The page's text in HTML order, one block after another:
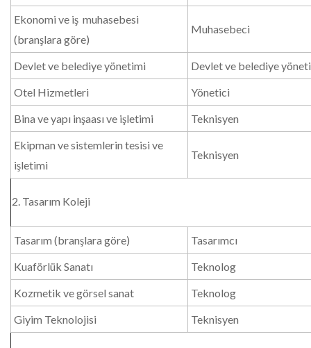
Ekonomi ve iş muhasebesi
(branşlara göre)
Muhasebeci
Devlet ve belediye yönetimi
Devlet ve belediye
Otel Hizmetleri
Yönetici
Bina ve yapı inşaası ve işletimi
Teknisyen
Ekipman ve sistemlerin tesisi ve
işletimi
Teknisyen
2. Tasarım Koleji
Tasarım (branşlara göre)
Tasarımcı
Kuaförlük Sanatı
Teknolog
Kozmetik ve görsel sanat
Teknolog
Giyim Teknolojisi
Teknisyen